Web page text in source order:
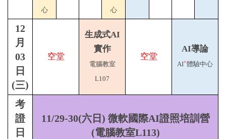
心
心
12
月
03
日
(三)
空堂
生成式AI
實作
電腦教室
L107
空堂
AI導論
AI+體驗中心
考
證
日
11/29-30(六日) 微軟國際AI證照培訓營
(電腦教室L113)